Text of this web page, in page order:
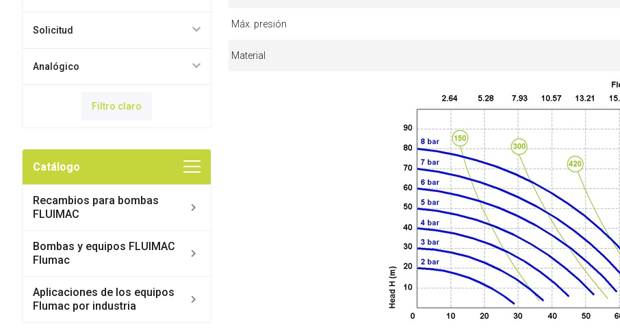
Solicitud
Analógico
Filtro claro
Catálogo
Recambios para bombas
FLUIMAC
Bombas y equipos FLUIMAC
Flumac
Aplicaciones de los equipos
Flumac por industria
Máx. presión
Material